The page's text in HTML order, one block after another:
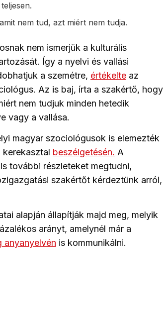
nem tud, azt miért nem tudja.
nem ismerjük a kulturális
Így a nyelvi és vallási
a szemétre, értékelte az
Az is baj, írta a szakértő, hogy
nem tudjuk minden hetedik
vagy a vallása.
magyar szociológusok is elemezték
beszélgetésén. A
további részleteket megtudni,
szakértőt kérdeztünk arról,
alapján állapítják majd meg, melyik
arányt, amelynél már a
anyanyelvén is kommunikálni.